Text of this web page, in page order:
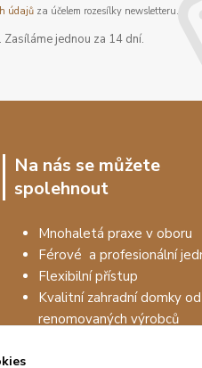
údajů za účelem rozesílky newsletteru.
jednou za 14 dní.
Na nás se můžete
spolehnout
Mnohaletá praxe v oboru
Férové a profesionální
Flexibilní přístup
Kvalitní zahradní domky od
renomovaných výrobců